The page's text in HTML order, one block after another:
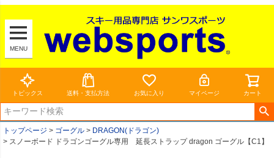
MENU
トピックス 送料・支払方法 お気に入り マイページ カート
トップページ ゴーグル
DRAGON(ドラゴン)
スノーボード ドラゴンゴーグル専用 延長ストラップ dragon ゴーグル【C1】